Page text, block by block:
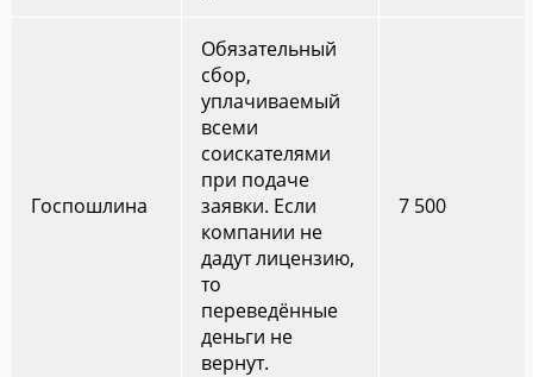
Госпошлина
Обязательный
сбор,
уплачиваемый
всеми
соискателями
при подаче
заявки. Если
компании не
дадут лицензию,
то
переведённые
деньги не
вернут.
7 500